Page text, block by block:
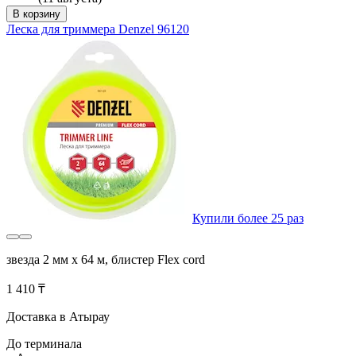
В корзину
Леска для триммера Denzel 96120
Купили более 25 раз
звезда 2 мм х 64 м, блистер Flex cord
1 410 ₸
Доставка в Атырау
До терминала